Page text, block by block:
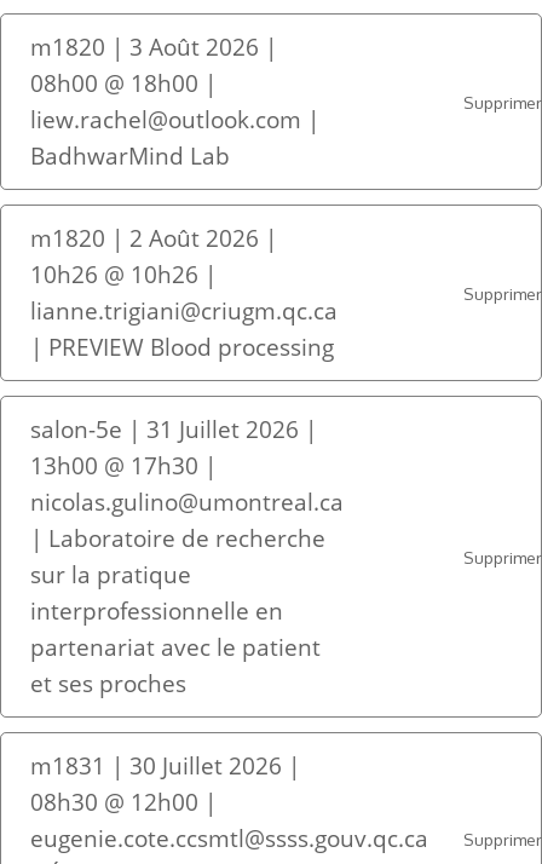
m1820 | 3 Août 2026 |
08h00 @ 18h00 |
liew.rachel@outlook.com |
BadhwarMind Lab
Supprimer
m1820 | 2 Août 2026 |
10h26 @ 10h26 |
lianne.trigiani@criugm.qc.ca
| PREVIEW Blood processing
Supprimer
salon-5e | 31 Juillet 2026 |
13h00 @ 17h30 |
nicolas.gulino@umontreal.ca
| Laboratoire de recherche
sur la pratique
interprofessionnelle en
partenariat avec le patient
et ses proches
Supprimer
m1831 | 30 Juillet 2026 |
08h30 @ 12h00 |
eugenie.cote.ccsmtl@ssss.gouv.qc.ca
Supprimer